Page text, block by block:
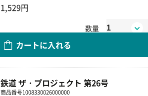
1,529円
数量
カートに入れる
鉄道 ザ・プロジェクト 第26号
商品番号1008330026000000